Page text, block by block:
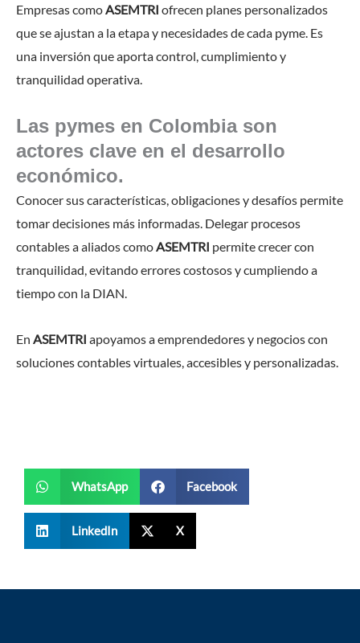
Empresas comoASEMTRI ofrecen planes personalizados
que se ajustan a la etapa y necesidades de cada pyme. Es
una inversión que aporta control, cumplimiento y
tranquilidad operativa.
Las pymes en Colombia son
actores clave en el desarrollo
económico.
Conocer sus características, obligaciones y desafíos permite
tomar decisiones más informadas. Delegar procesos
contables a aliados comoASEMTRI permite crecer con
tranquilidad, evitando errores costosos y cumpliendo a
tiempo con la DIAN.
En ASEMTRI apoyamos a emprendedores y negocios con
soluciones contables virtuales, accesibles y personalizadas.
WhatsApp Facebook
LinkedIn X